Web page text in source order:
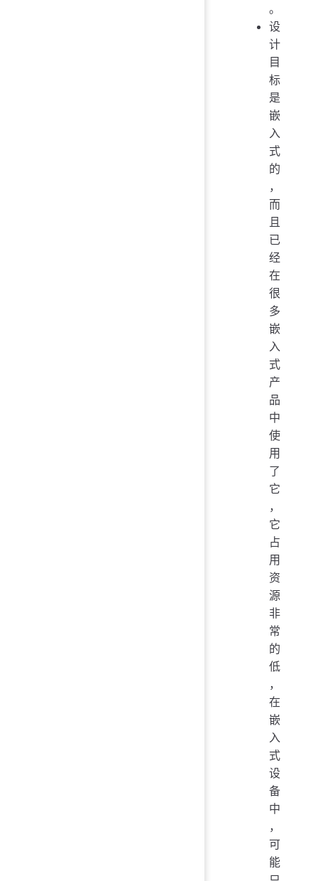
。
设
计
目
标
是
嵌
入
式
的
，
而
且
已
经
在
很
多
嵌
入
式
产
品
中
使
用
了
它
，
它
占
用
资
源
非
常
的
低
，
在
嵌
入
式
设
备
中
，
可
能